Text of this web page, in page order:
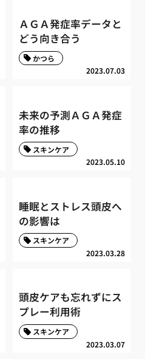
ＡＧＡ発症率データと
どう向き合う
2023.07.03
かつら
未来の予測ＡＧＡ発症
率の推移
2023.05.10
スキンケア
睡眠とストレス頭皮へ
の影響は
2023.03.28
スキンケア
頭皮ケアも忘れずにス
プレー利用術
2023.03.07
スキンケア